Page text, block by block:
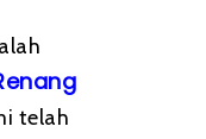
telah